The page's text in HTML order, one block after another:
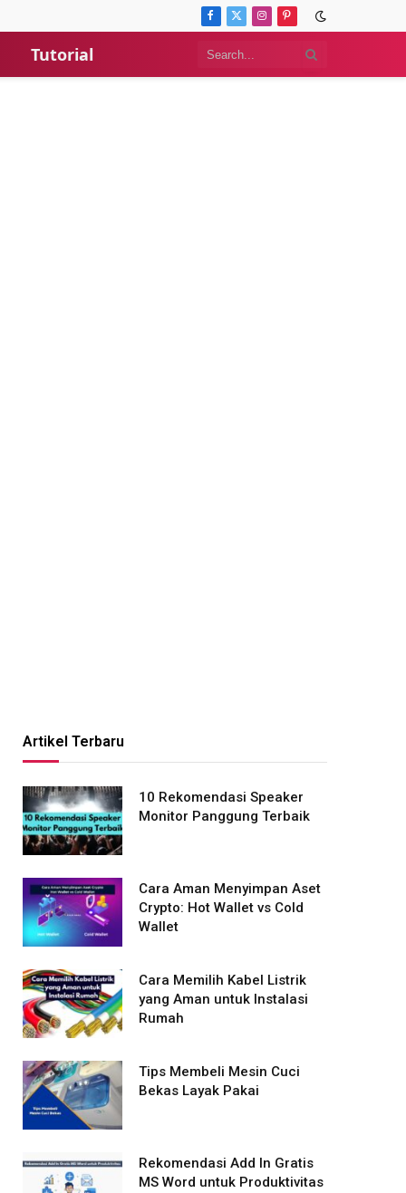
Facebook
X
Instagram
Pinterest
Tutorial
Artikel Terbaru
10 Rekomendasi Speaker
Monitor Panggung Terbaik
Cara Aman Menyimpan Aset
Crypto: Hot Wallet vs Cold
Wallet
Cara Memilih Kabel Listrik
yang Aman untuk Instalasi
Rumah
Tips Membeli Mesin Cuci
Bekas Layak Pakai
Rekomendasi Add In Gratis
MS Word untuk Produktivitas